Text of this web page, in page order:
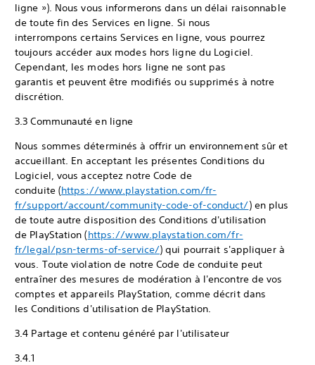
ligne »). Nous vous informerons dans un délai raisonnable
de toute fin des Services en ligne. Si nous
interrompons certains Services en ligne, vous pourrez
toujours accéder aux modes hors ligne du Logiciel.
Cependant, les modes hors ligne ne sont pas
garantis et peuvent être modifiés ou supprimés à notre
discrétion.
3.3 Communauté en ligne
Nous sommes déterminés à offrir un environnement sûr et
accueillant. En acceptant les présentes Conditions du
Logiciel, vous acceptez notre Code de
conduite (https://www.playstation.com/fr-
fr/support/account/community-code-of-conduct/) en plus
de toute autre disposition des Conditions d'utilisation
de PlayStation (https://www.playstation.com/fr-
fr/legal/psn-terms-of-service/) qui pourrait s'appliquer à
vous. Toute violation de notre Code de conduite peut
entraîner des mesures de modération à l'encontre de vos
comptes et appareils PlayStation, comme décrit dans
les Conditions d'utilisation de PlayStation.
3.4 Partage et contenu généré par l'utilisateur
3.4.1